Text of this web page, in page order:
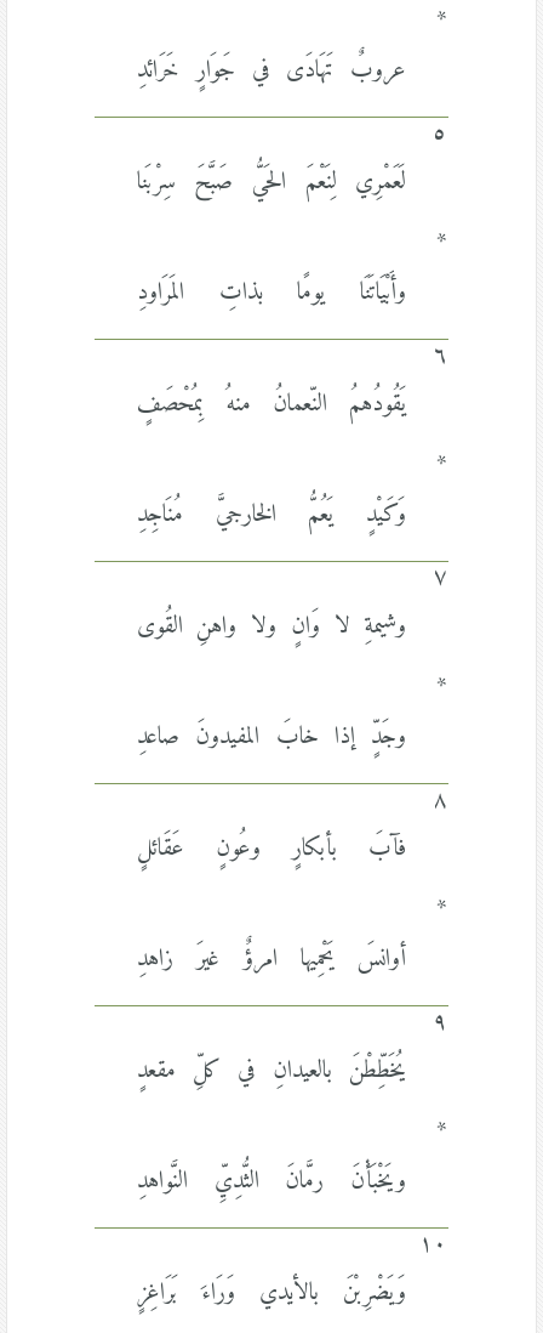
*
عروبٌ تَهَادَى في جَوَارٍ خَرَائدِ
٥
لَعَمْرِي لِنَعْمَ الحَيُّ صَبَّحَ سِرْبَنا
*
وأَبْيَاتَنَا يومًا بذاتِ المَرَاودِ
٦
يَقُودُهمُ النّعمانُ منهُ بِمُحْصَفٍ
*
وَكَيْدٍ يَعُمُّ الخارجيَّ مُنَاجِدِ
٧
وشيمةِ لا وَانٍ ولا واهنِ القُوى
*
وجَدٍّ إذا خابَ المفيدونَ صاعدِ
٨
فآبَ بأبكارٍ وعُونٍ عَقَائلٍ
*
أوانسَ يَحْمِيها امرؤٌ غيرَ زاهدِ
٩
يُخَطِّطْنَ بالعيدانِ في كلِّ مقعدٍ
*
ويَخْبَأْنَ رمَّانَ الثُّدِيِّ النَّواهدِ
١٠
وَيَضْرِبْنَ بالأيدي وَرَاءَ بَرَاغِزٍ